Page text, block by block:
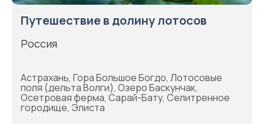
Путешествие в долину лотосов
Россия
Астрахань, Гора Большое Богдо, Лотосовые
поля (дельта Волги), Озеро Баскунчак,
Осетровая ферма, Сарай-Бату, Селитренное
городище, Элиста